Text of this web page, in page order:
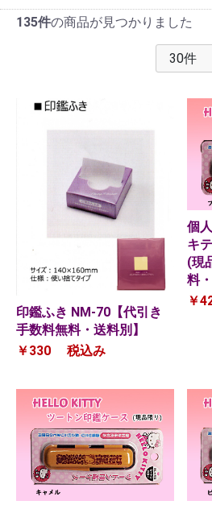
135件の商品が見つかりました
印鑑ふき NM-70【代引き
手数料無料・送料別】
￥330
税込み
個
キ
(現
料
￥